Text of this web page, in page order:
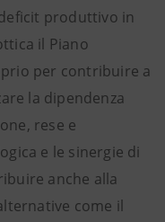
produttivo in
il Piano
per contribuire a
la dipendenza
rese e
e le sinergie di
anche alla
come il